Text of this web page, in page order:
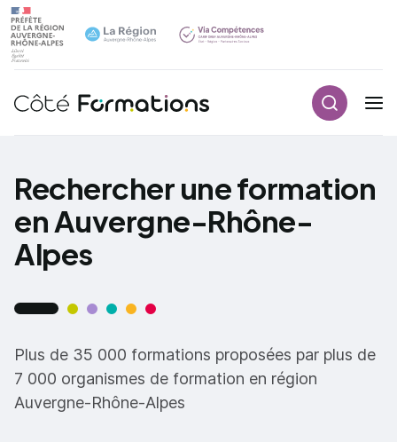
Navigation principale
Rechercher une formation
en Auvergne-Rhône-
Alpes
Plus de 35 000 formations proposées par plus de
7 000 organismes de formation en région
Auvergne-Rhône-Alpes